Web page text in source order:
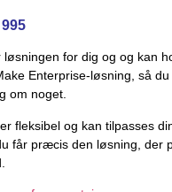
995
for dig og og kan
Enterprise-løsning, så du
om noget.
fleksibel og kan tilpasses
får præcis den løsning, der